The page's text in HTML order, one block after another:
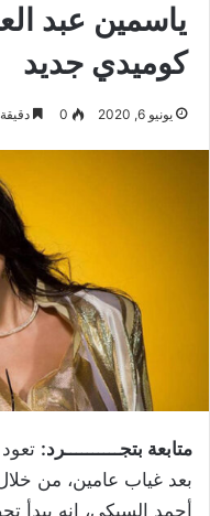
ياسمين عبد
كوميدي جديد
يونيو 6, 2020 0
متابعة بتجــــــــــرد:
بعد غياب عامين، من
أحمد السبكى، إنه يبدأ